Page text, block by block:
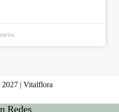
2027 | Vitalflora
Redes